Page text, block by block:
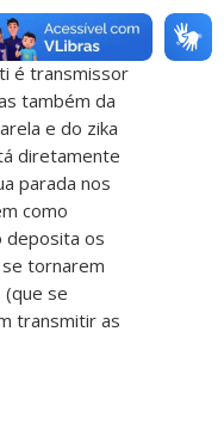
é transmissor
também da
e do zika
diretamente
parada nos
como
deposita os
tornarem
se
transmitir as